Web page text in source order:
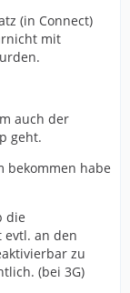
(in Connect)
mit
auch der
geht.
bekommen habe
die
evtl. an den
zu
(bei 3G)